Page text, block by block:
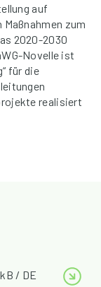
auf
zum
2020-2030
Novelle ist
für die
realisiert
/ DE